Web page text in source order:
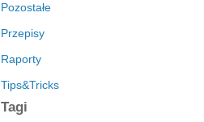
Pozostałe
Przepisy
Raporty
Tips&Tricks
Tagi